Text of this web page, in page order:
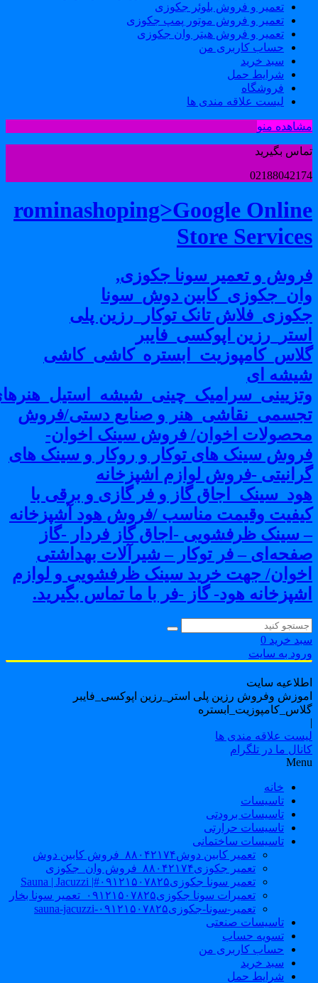
تعمیر و فروش بلوئر جکوزی
تعمیر و فروش موتور پمپ جکوزی
تعمیر و فروش هیتر وان جکوزی
حساب کاربری من
سبد خرید
شرایط حمل
فروشگاه
لیست علاقه مندی ها
منو
بگیرید
rominashoping>Google
Store
و تعمیر سونا جکوزی,
دوش_سونا
تانک توکار_رزین پلی
اپوکسی_فایبر
ای
و صنایع دستی/فروش
اخوان/ فروش سینک اخوان-
سینک های توکار و روکار و سینک های
-فروش لوازم اشپزخانه
گاز و فر گازی و برقی با
وقیمت مناسب /فروش هود آشپزخانه
سینک ظرفشویی -اجاق گاز فردار -گاز
– فر توکار – شیرآلات بهداشتی
جهت خرید سینک ظرفشویی و لوازم
هود- گاز -فر با ما تماس بگیرید.
خرید 0
به سایت
سایت
وفروش رزین پلی استر_رزین اپوکسی_فایبر
علاقه مندی ها
ما در تلگرام
خانه
تاسیسات
تاسیسات برودتی
تاسیسات حرارتی
تاسیسات ساختمانی
تعمیر کابین دوش۸۸۰۴۲۱۷۴_فروش کابین دوش
تعمیر جکوزی۸۸۰۴۲۱۷۴_فروش وان_جکوزی
تعمیر سونا جکوزی۰۹۱۲۱۵۰۷۸۲۵#| Sauna | Jacuzzi
تعمیرات سونا جکوزی۰۹۱۲۱۵۰۷۸۲۵_تعمیر سونا بخار
تعمیر-سونا-جکوزی۰۹۱۲۱۵۰۷۸۲۵-sauna-jacuzzi
تاسیسات صنعتی
تسویه حساب
حساب کاربری من
سبد خرید
شرایط حمل